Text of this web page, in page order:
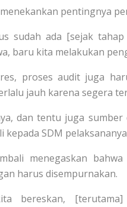
pentingnya
sudah ada [sejak
baru kita melakukan
proses audit juga
jauh karena segera
dan tentu juga
SDM
menegaskan
harus disempurnakan.
bereskan,